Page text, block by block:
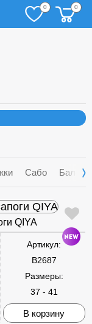
0 0
Сабо
QIYA
Артикул:
B2687
Размеры:
37 - 41
В корзину